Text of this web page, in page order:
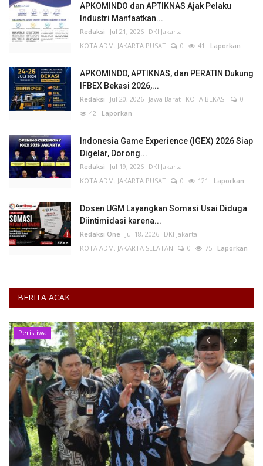
APKOMINDO dan APTIKNAS Ajak Pelaku
Industri Manfaatkan...
Redaksi Jul 21, 2026 DKI Jakarta
KOTA ADM. JAKARTA PUSAT
0 41 Laporkan
APKOMINDO, APTIKNAS, dan PERATIN Dukung
IFBEX Bekasi 2026,...
Redaksi Jul 20, 2026 Jawa Barat KOTA BEKASI
0
42 Laporkan
Indonesia Game Experience (IGEX) 2026 Siap
Digelar, Dorong...
Redaksi Jul 19, 2026 DKI Jakarta
KOTA ADM. JAKARTA PUSAT
0 121 Laporkan
Dosen UGM Layangkan Somasi Usai Diduga
Diintimidasi karena...
Redaksi One Jul 18, 2026 DKI Jakarta
KOTA ADM. JAKARTA SELATAN
0 75 Laporkan
BERITA ACAK
Peristiwa